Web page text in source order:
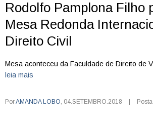
Rodolfo Pamplona Filho
Mesa Redonda
Direito Civil
Mesa aconteceu da Faculdade de Direito de
leia mais
PorAMANDA LOBO, 04.SETEMBRO.2018